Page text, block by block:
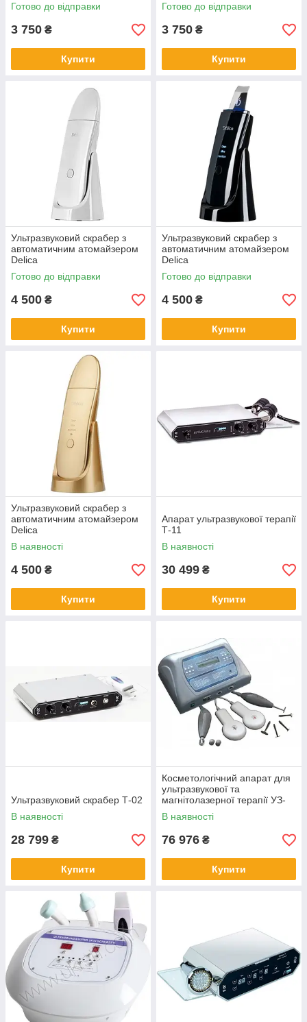
Готово до відправки
3 750 ₴
Купити
Готово до відправки
3 750 ₴
Купити
Ультразвуковий скрабер з
автоматичним атомайзером
Delica
Готово до відправки
4 500 ₴
Купити
Ультразвуковий скрабер з
автоматичним атомайзером
Delica
Готово до відправки
4 500 ₴
Купити
Ультразвуковий скрабер з
автоматичним атомайзером
Delica
В наявності
4 500 ₴
Купити
Апарат ультразвукової терапії
Т-11
В наявності
30 499 ₴
Купити
Ультразвуковий скрабер Т-02
В наявності
28 799 ₴
Купити
Косметологічний апарат для
ультразвукової та
магнітолазерної терапії УЗ-
пілінг, УЗ-форез МІТ-11
В наявності
76 976 ₴
Купити